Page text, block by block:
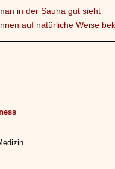
in der Sauna gut sieht
auf natürliche Weise